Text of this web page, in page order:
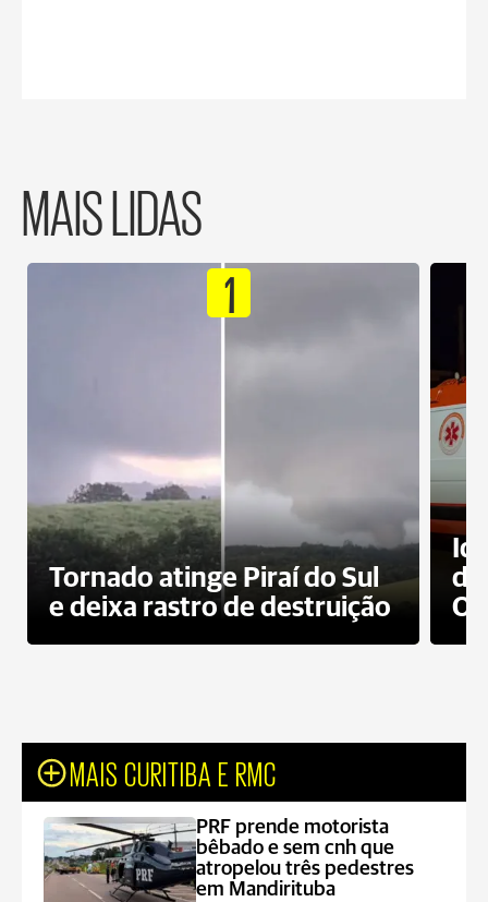
MAIS LIDAS
1
Tornado atinge Piraí do Sul
e deixa rastro de destruição
MAIS CURITIBA E RMC
PRF prende motorista
bêbado e sem cnh que
atropelou três pedestres
em Mandirituba